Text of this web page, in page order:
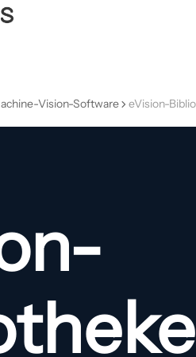
Vision-Software eVision-